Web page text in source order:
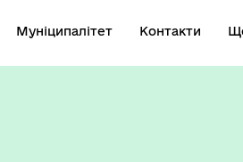
Муніципалітет Контакти